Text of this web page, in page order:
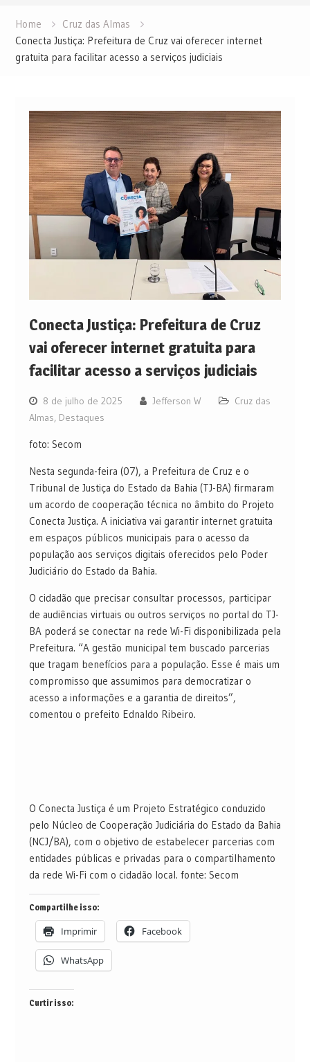
Home
Cruz das Almas
Conecta Justiça: Prefeitura de Cruz vai oferecer internet
gratuita para facilitar acesso a serviços judiciais
Conecta Justiça: Prefeitura de Cruz
vai oferecer internet gratuita para
facilitar acesso a serviços judiciais
8 de julho de 2025 Jefferson W
Cruz das
Almas, Destaques
foto: Secom
Nesta segunda-feira (07), a Prefeitura de Cruz e o
Tribunal de Justiça do Estado da Bahia (TJ-BA) firmaram
um acordo de cooperação técnica no âmbito do Projeto
Conecta Justiça. A iniciativa vai garantir internet gratuita
em espaços públicos municipais para o acesso da
população aos serviços digitais oferecidos pelo Poder
Judiciário do Estado da Bahia.
O cidadão que precisar consultar processos, participar
de audiências virtuais ou outros serviços no portal do TJ-
BA poderá se conectar na rede Wi-Fi disponibilizada pela
Prefeitura. “A gestão municipal tem buscado parcerias
que tragam benefícios para a população. Esse é mais um
compromisso que assumimos para democratizar o
acesso a informações e a garantia de direitos”,
comentou o prefeito Ednaldo Ribeiro.
O Conecta Justiça é um Projeto Estratégico conduzido
pelo Núcleo de Cooperação Judiciária do Estado da Bahia
(NCJ/BA), com o objetivo de estabelecer parcerias com
entidades públicas e privadas para o compartilhamento
da rede Wi-Fi com o cidadão local. fonte: Secom
Compartilhe isso:
Imprimir Facebook
WhatsApp
Curtir isso: